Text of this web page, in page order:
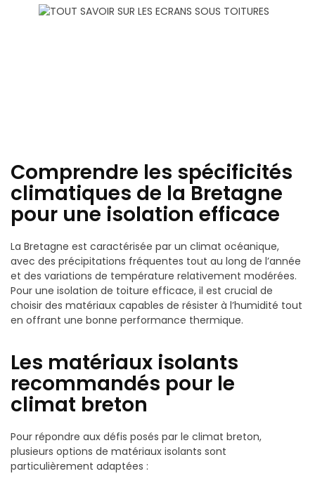
Comprendre les spécificités
climatiques de la Bretagne
pour une isolation efficace
La Bretagne est caractérisée par un climat océanique,
avec des précipitations fréquentes tout au long de l’année
et des variations de température relativement modérées.
Pour une isolation de toiture efficace, il est crucial de
choisir des matériaux capables de résister à l’humidité tout
en offrant une bonne performance thermique.
Les matériaux isolants
recommandés pour le
climat breton
Pour répondre aux défis posés par le climat breton,
plusieurs options de matériaux isolants sont
particulièrement adaptées :